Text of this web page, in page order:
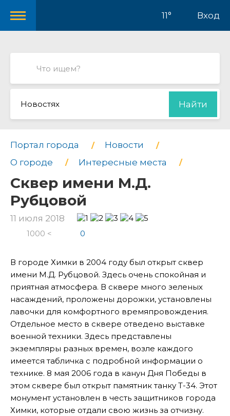
11° Вход
Новостях Найти
Портал города
Новости
О городе
Интересные места
Сквер имени М.Д.
Рубцовой
11 июля 2018
1000 < 0
В городе Химки в 2004 году был открыт сквер
имени М.Д. Рубцовой. Здесь очень спокойная и
приятная атмосфера. В сквере много зеленых
насаждений, проложены дорожки, установлены
лавочки для комфортного времяпровождения.
Отдельное место в сквере отведено выставке
военной техники. Здесь представлены
экземпляры разных времен, возле каждого
имеется табличка с подробной информации о
технике. 8 мая 2006 года в канун Дня Победы в
этом сквере был открыт памятник танку Т-34. Этот
монумент установлен в честь защитников города
Химки, которые отдали свою жизнь за отчизну.